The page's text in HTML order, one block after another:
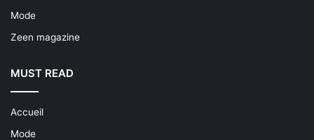
Mode
Zeen magazine
MUST READ
Accueil
Mode